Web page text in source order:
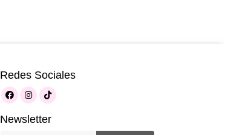
Redes Sociales
Newsletter